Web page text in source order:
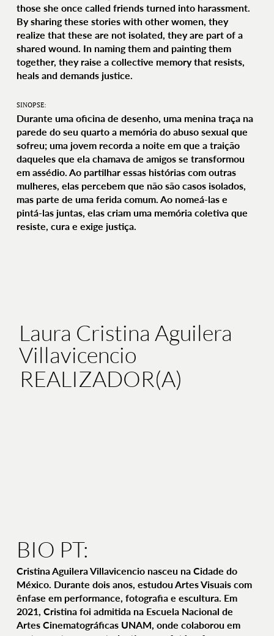
SINOPSE:
Durante uma oficina de desenho, uma menina traça na
parede do seu quarto a memória do abuso sexual que
sofreu; uma jovem recorda a noite em que a traição
daqueles que ela chamava de amigos se transformou
em assédio. Ao partilhar essas histórias com outras
mulheres, elas percebem que não são casos isolados,
mas parte de uma ferida comum. Ao nomeá-las e
pintá-las juntas, elas criam uma memória coletiva que
resiste, cura e exige justiça.
those she once called friends turned into harassment.
By sharing these stories with other women, they
realize that these are not isolated, they are part of a
shared wound. In naming them and painting them
together, they raise a collective memory that resists,
heals and demands justice.
Laura Cristina Aguilera
Villavicencio
REALIZADOR(A)
BIO PT:
Cristina Aguilera Villavicencio nasceu na Cidade do
México. Durante dois anos, estudou Artes Visuais com
ênfase em performance, fotografia e escultura. Em
2021, Cristina foi admitida na Escuela Nacional de
Artes Cinematográficas UNAM, onde colaborou em